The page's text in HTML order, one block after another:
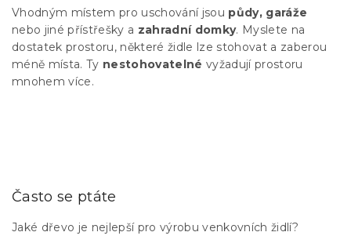
Vhodným místem pro uschování jsou půdy, garáže
nebo jiné přístřešky a zahradní domky. Myslete na
dostatek prostoru, některé židle lze stohovat a zaberou
méně místa. Ty nestohovatelné vyžadují prostoru
mnohem více.
Často se ptáte
Jaké dřevo je nejlepší pro výrobu venkovních židlí?